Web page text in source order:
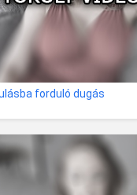
forduló dugás